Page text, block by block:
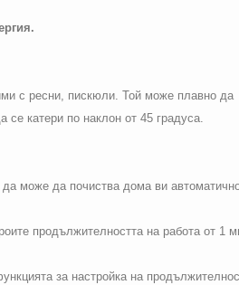
с ресни, пискюли. Той може плавно да
се катери по наклон от 45 градуса.
може да почиства дома ви
продължителността на работа от 1
за настройка на